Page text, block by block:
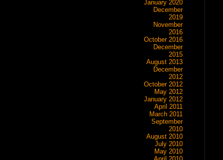
January 2020
December
2019
November
2016
October 2016
December
2015
August 2013
December
2012
October 2012
May 2012
January 2012
April 2011
March 2011
September
2010
August 2010
July 2010
May 2010